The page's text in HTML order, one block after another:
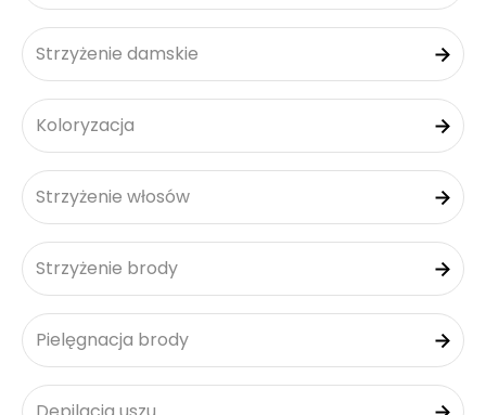
Strzyżenie damskie
Koloryzacja
Strzyżenie włosów
Strzyżenie brody
Pielęgnacja brody